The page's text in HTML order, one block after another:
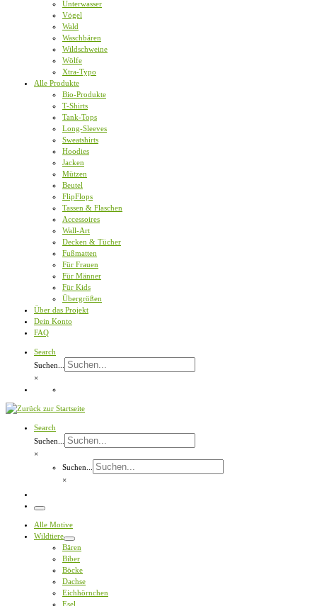
Unterwasser
Vögel
Wald
Waschbären
Wildschweine
Wölfe
Xtra-Typo
Alle Produkte
Bio-Produkte
T-Shirts
Tank-Tops
Long-Sleeves
Sweatshirts
Hoodies
Jacken
Mützen
Beutel
FlipFlops
Tassen & Flaschen
Accessoires
Wall-Art
Decken & Tücher
Fußmatten
Für Frauen
Für Männer
Für Kids
Übergrößen
Über das Projekt
Dein Konto
FAQ
Search
Suchen...
×
Search
Suchen...
×
Suchen...
×
Menü
Alle Motive
Wildtiere
Bären
Biber
Böcke
Dachse
Eichhörnchen
Esel